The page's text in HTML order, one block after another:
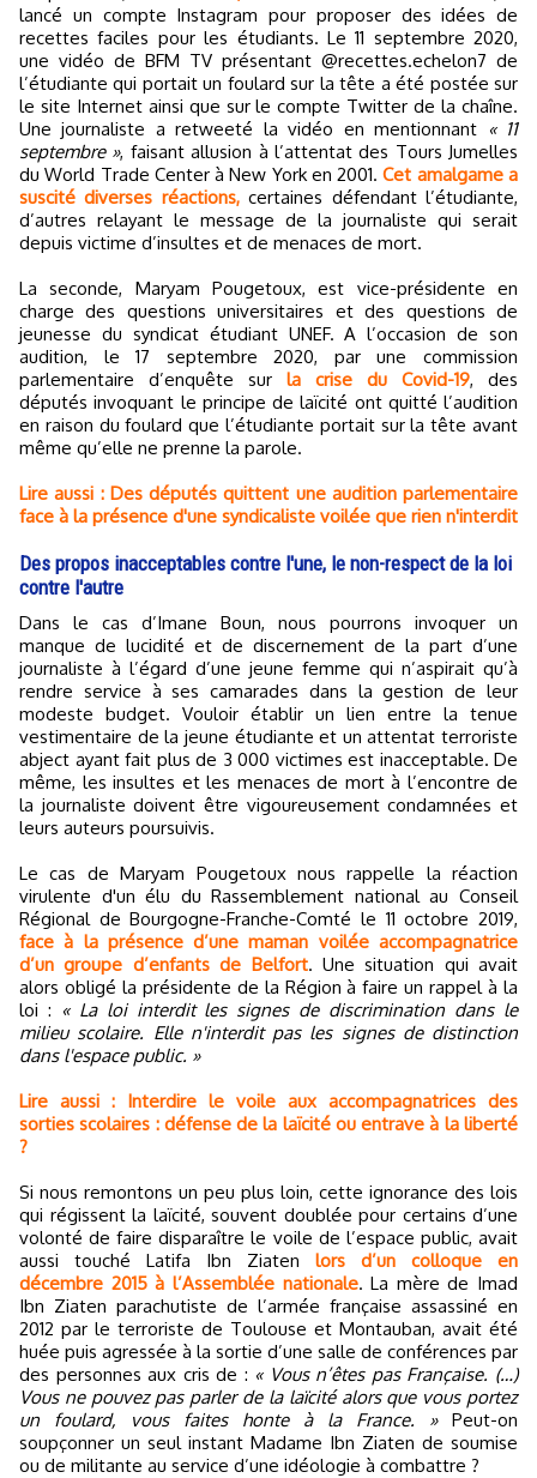
lancé un compte Instagram pour proposer des idées de
recettes faciles pour les étudiants. Le 11 septembre 2020,
une vidéo de BFM TV présentant @recettes.echelon7 de
l’étudiante qui portait un foulard sur la tête a été postée sur
le site Internet ainsi que sur le compte Twitter de la chaîne.
Une journaliste a retweeté la vidéo en mentionnant « 11
septembre », faisant allusion à l’attentat des Tours Jumelles
du World Trade Center à New York en 2001.Cet amalgame a
suscité diverses réactions,certaines défendant l’étudiante,
d’autres relayant le message de la journaliste qui serait
depuis victime d’insultes et de menaces de mort.
La seconde, Maryam Pougetoux, est vice-présidente en
charge des questions universitaires et des questions de
jeunesse du syndicat étudiant UNEF. A l’occasion de son
audition, le 17 septembre 2020, par une commission
parlementaire d’enquête sur la crise du Covid-19, des
députés invoquant le principe de laïcité ont quitté l’audition
en raison du foulard que l’étudiante portait sur la tête avant
même qu’elle ne prenne la parole.
Lire aussi : Des députés quittent une audition parlementaire
face à la présence d'une syndicaliste voilée que rien n'interdit
Des propos inacceptables contre l'une, le non-respect de la loi
contre l'autre
Dans le cas d’Imane Boun, nous pourrons invoquer un
manque de lucidité et de discernement de la part d’une
journaliste à l’égard d’une jeune femme qui n’aspirait qu’à
rendre service à ses camarades dans la gestion de leur
modeste budget. Vouloir établir un lien entre la tenue
vestimentaire de la jeune étudiante et un attentat terroriste
abject ayant fait plus de 3 000 victimes est inacceptable. De
même, les insultes et les menaces de mort à l’encontre de
la journaliste doivent être vigoureusement condamnées et
leurs auteurs poursuivis.
Le cas de Maryam Pougetoux nous rappelle la réaction
virulente d'un élu du Rassemblement national au Conseil
Régional de Bourgogne-Franche-Comté le 11 octobre 2019,
face à la présence d’une maman voilée accompagnatrice
d’un groupe d’enfants de Belfort. Une situation qui avait
alors obligé la présidente de la Région à faire un rappel à la
loi : « La loi interdit les signes de discrimination dans le
milieu scolaire. Elle n'interdit pas les signes de distinction
dans l'espace public. »
Lire aussi : Interdire le voile aux accompagnatrices des
sorties scolaires : défense de la laïcité ou entrave à la liberté
?
Si nous remontons un peu plus loin, cette ignorance des lois
qui régissent la laïcité, souvent doublée pour certains d’une
volonté de faire disparaître le voile de l’espace public, avait
aussi touché Latifa Ibn Ziaten lors d’un colloque en
décembre 2015 à l’Assemblée nationale. La mère de Imad
Ibn Ziaten parachutiste de l’armée française assassiné en
2012 par le terroriste de Toulouse et Montauban, avait été
huée puis agressée à la sortie d’une salle de conférences par
des personnes aux cris de : « Vous n’êtes pas Française. (…)
Vous ne pouvez pas parler de la laïcité alors que vous portez
un foulard, vous faites honte à la France. »Peut-on
soupçonner un seul instant Madame Ibn Ziaten de soumise
ou de militante au service d’une idéologie à combattre ?